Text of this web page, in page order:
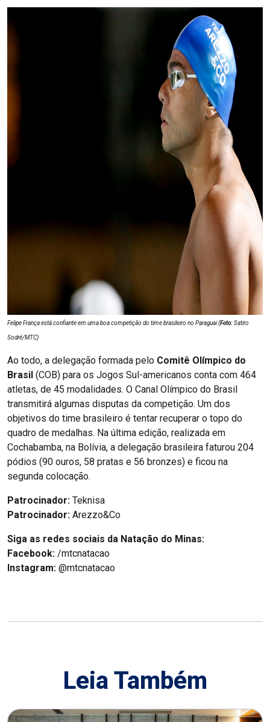
Felipe França está confiante em uma boa competição do time brasileiro no Paraguai (Foto:Satiro
Sodré/MTC)
Ao todo, a delegação formada pelo Comitê Olímpico do
Brasil (COB) para os Jogos Sul-americanos conta com 464
atletas, de 45 modalidades. O Canal Olímpico do Brasil
transmitirá algumas disputas da competição. Um dos
objetivos do time brasileiro é tentar recuperar o topo do
quadro de medalhas. Na última edição, realizada em
Cochabamba, na Bolívia, a delegação brasileira faturou 204
pódios (90 ouros, 58 pratas e 56 bronzes) e ficou na
segunda colocação.
Patrocinador: Teknisa
Patrocinador: Arezzo&Co
Siga as redes sociais da Natação do Minas:
Facebook: /mtcnatacao
Instagram: @mtcnatacao
Leia Também